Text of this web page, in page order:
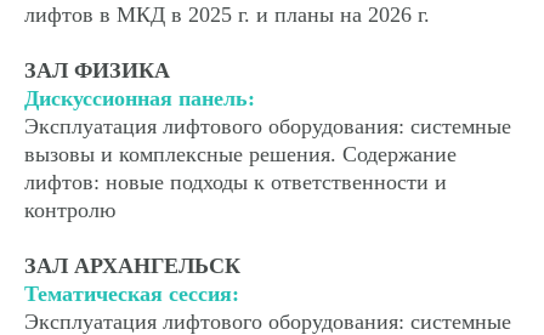
лифтов в МКД в 2025 г. и планы на 2026 г.
ЗАЛ ФИЗИКА
Дискуссионная панель:
Эксплуатация лифтового оборудования: системные
вызовы и комплексные решения. Содержание
лифтов: новые подходы к ответственности и
контролю
ЗАЛ АРХАНГЕЛЬСК
Тематическая сессия:
Эксплуатация лифтового оборудования: системные